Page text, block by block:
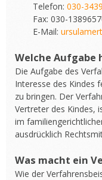
Telefon: 030-
Fax: 030-
E-Mail:
Welche Aufgabe
Die Aufgabe des
Interesse des Kindes
zu bringen. Der
Vertreter des Kindes,
im
ausdrücklich
Was macht ein
Wie der